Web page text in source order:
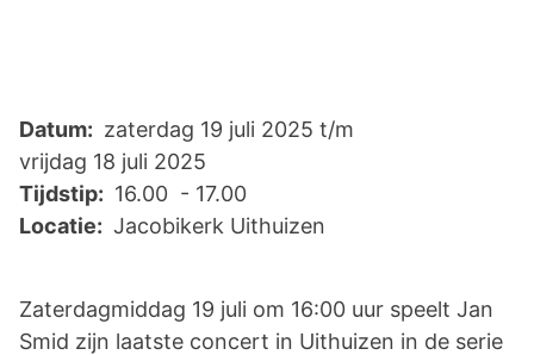
Datum: zaterdag 19 juli 2025 t/m
vrijdag 18 juli 2025
Tijdstip: 16.00 - 17.00
Locatie: Jacobikerk Uithuizen
Zaterdagmiddag 19 juli om 16:00 uur speelt Jan
Smid zijn laatste concert in Uithuizen in de serie